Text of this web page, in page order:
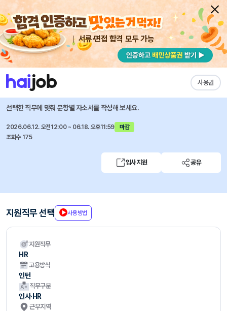
서류·면접 합격 모두 가능
사용권
채용공고 자소서 자유항목 자소서 내 작성목록
11번가 즐겨찾기
HR 인턴 모집
선택한 직무에 맞춰 문항별 자소서를 작성해 보세요.
2026.06.12. 오전12:00 ~ 06.18. 오후11:59
마감
조회수 175
입사지원 공유
지원직무 선택 사용방법
지원직무
HR
고용방식
인턴
직무구분
인사·HR
근무지역